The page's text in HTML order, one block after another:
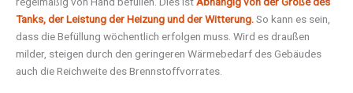
Tanks,der Leistung der Heizung und der Witterung.So kann es sein,
dass die Befüllung wöchentlich erfolgen muss. Wird es draußen
milder, steigen durch den geringeren Wärmebedarf des Gebäudes
auch die Reichweite des Brennstoffvorrates.